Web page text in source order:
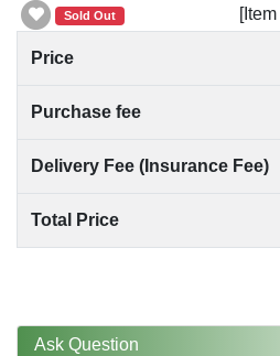
Sold Out
Price
Purchase fee
Delivery Fee (Insurance Fee)
Total Price
Ask Question